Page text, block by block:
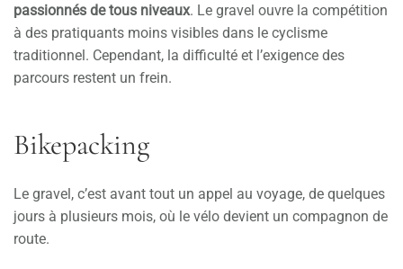
passionnés de tous niveaux. Le gravel ouvre la compétition
à des pratiquants moins visibles dans le cyclisme
traditionnel. Cependant, la difficulté et l’exigence des
parcours restent un frein.
Bikepacking
Le gravel, c’est avant tout un appel au voyage, de quelques
jours à plusieurs mois, où le vélo devient un compagnon de
route.